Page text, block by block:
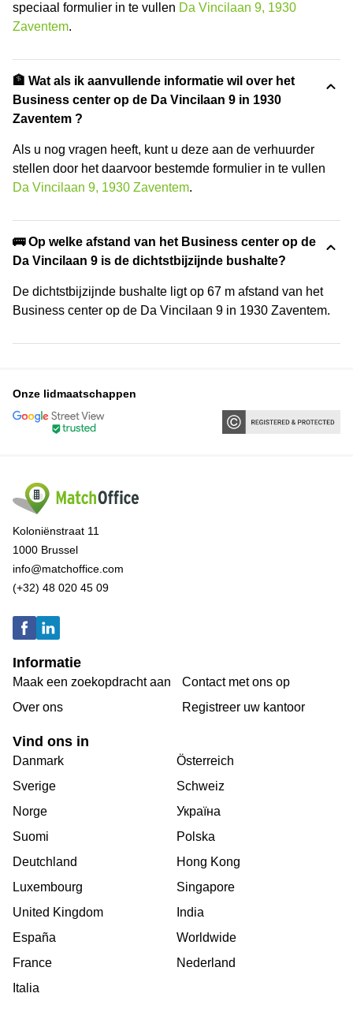
speciaal formulier in te vullen Da Vincilaan 9, 1930
Zaventem.
🏦 Wat als ik aanvullende informatie wil over het
Business center op de Da Vincilaan 9 in 1930
Zaventem ?
Als u nog vragen heeft, kunt u deze aan de verhuurder
stellen door het daarvoor bestemde formulier in te vullen
Da Vincilaan 9, 1930 Zaventem.
🚌 Op welke afstand van het Business center op de
Da Vincilaan 9 is de dichtstbijzijnde bushalte?
De dichtstbijzijnde bushalte ligt op 67 m afstand van het
Business center op de Da Vincilaan 9 in 1930 Zaventem.
Onze lidmaatschappen
Koloniënstraat 11
1000 Brussel
info@matchoffice.com
(+32) 48 020 45 09
Informatie
Maak een zoekopdracht aan
Over ons
Contact met ons op
Registreer uw kantoor
Vind ons in
Danmark
Sverige
Norge
Suomi
Deutchland
Luxembourg
United Kingdom
España
France
Italia
Österreich
Schweiz
Україна
Polska
Hong Kong
Singapore
India
Worldwide
Nederland